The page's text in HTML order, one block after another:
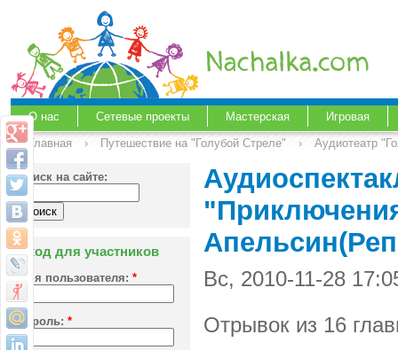
О нас Сетевые проекты Мастерская
Игровая
Главная
› Путешествие на "Голубой Стреле" › Аудиотеатр
Поиск на сайте:
Вход для участников
Имя пользователя: *
Пароль: *
Вс, 2010-11-28
Отрывок из 16